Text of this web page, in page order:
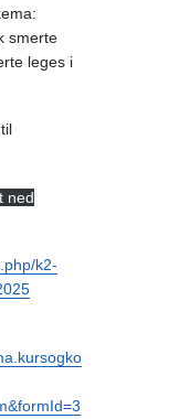
smerte
leges i
ned
k2-